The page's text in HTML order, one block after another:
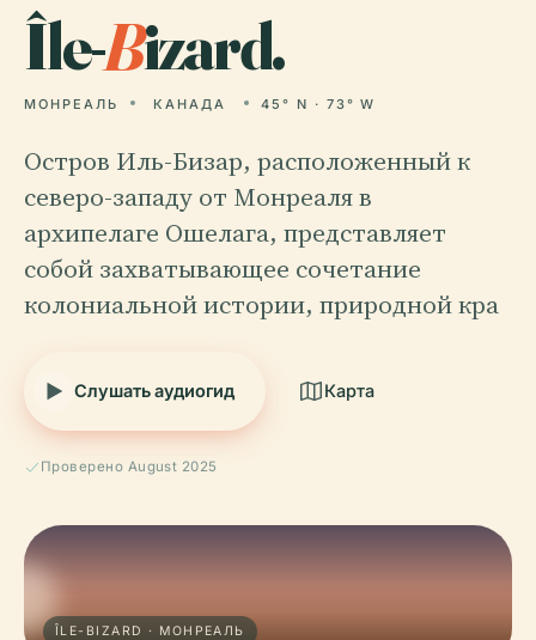
Île-Bizard.
МОНРЕАЛЬ КАНАДА 45° N · 73° W
Остров Иль-Бизар, расположенный к
северо-западу от Монреаля в
архипелаге Ошелага, представляет
собой захватывающее сочетание
колониальной истории, природной кра
Слушать аудиогид Карта
Проверено August 2025
ÎLE-BIZARD · МОНРЕАЛЬ